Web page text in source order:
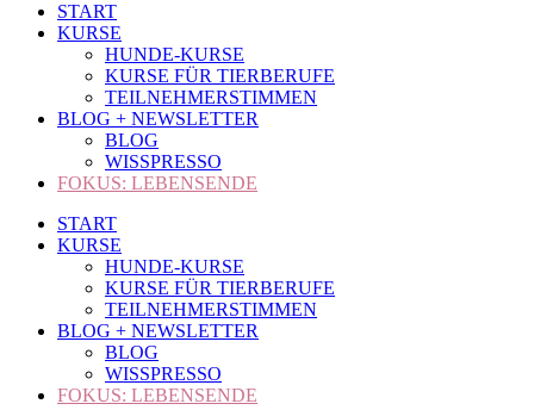
START
KURSE
HUNDE-KURSE
KURSE FÜR TIERBERUFE
TEILNEHMERSTIMMEN
BLOG + NEWSLETTER
BLOG
WISSPRESSO
FOKUS: LEBENSENDE
START
KURSE
HUNDE-KURSE
KURSE FÜR TIERBERUFE
TEILNEHMERSTIMMEN
BLOG + NEWSLETTER
BLOG
WISSPRESSO
FOKUS: LEBENSENDE